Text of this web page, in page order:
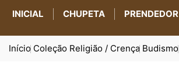
INICIAL CHUPETA PRENDEDOR
Início Coleção Religião / Crença Budismo